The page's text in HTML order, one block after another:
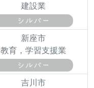
建設業
新座市
教育，学習支援業
吉川市